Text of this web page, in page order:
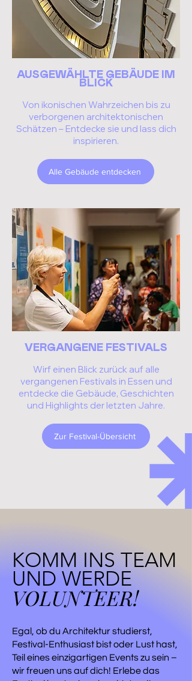
AUSGEWÄHLTE GEBÄUDE IM
BLICK
Von ikonischen Wahrzeichen bis zu
verborgenen architektonischen
Schätzen – Entdecke sie und lass dich
inspirieren.
Alle Gebäude entdecken
VERGANGENE FESTIVALS
Wirf einen Blick zurück auf alle
vergangenen Festivals in Essen und
entdecke die Gebäude, Geschichten
und Highlights der letzten Jahre.
Zur Festival-Übersicht
KOMM INS TEAM
UND WERDE
VOLUNTEER!
Egal, ob du Architektur studierst,
Festival-Enthusiast bist oder Lust hast,
Teil eines einzigartigen Events zu sein –
wir freuen uns auf dich! Erlebe das